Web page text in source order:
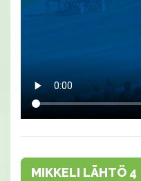
MIKKELI LÄHTÖ 4